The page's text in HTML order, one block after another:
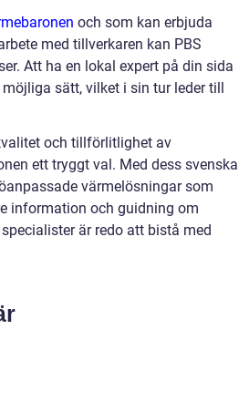
och som kan erbjuda
med tillverkaren kan PBS
Att ha en lokal expert på din sida
sätt, vilket i sin tur leder till
och tillförlitlighet av
ett tryggt val. Med dess svenska
värmelösningar som
information och guidning om
är redo att bistå med